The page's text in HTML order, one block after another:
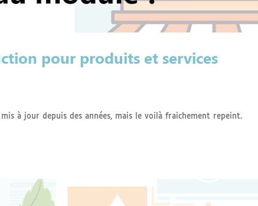
pour produits et services
à jour depuis des années, mais le voilà fraichement repeint.